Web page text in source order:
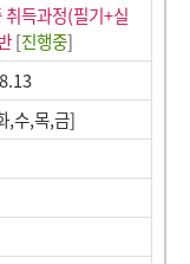
득과정(필기+실
[진행중]
,수,목,금]